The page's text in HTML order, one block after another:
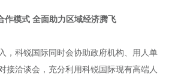
作模式 全面助力区域经济腾飞
，科锐国际同时会协助政府机构、用人单
接洽谈会，充分利用科锐国际现有高端人